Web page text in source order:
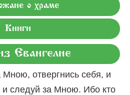
о храме
Книги
Евангелие
Мною, отвергнись себя, и
и следуй за Мною. Ибо кто